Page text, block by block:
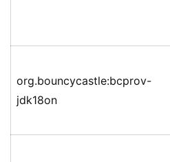
org.bouncycastle:bcprov-
jdk18on